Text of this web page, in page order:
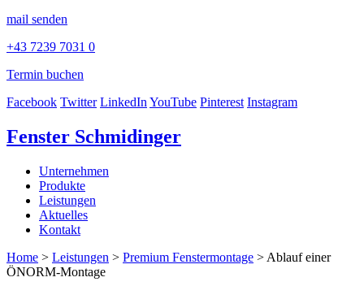
mail senden
+43 7239 7031 0
Termin buchen
Facebook Twitter LinkedInYouTube Pinterest Instagram
Fenster Schmidinger
Unternehmen
Produkte
Leistungen
Aktuelles
Kontakt
Home > Leistungen > Premium Fenstermontage > Ablauf einer
ÖNORM-Montage